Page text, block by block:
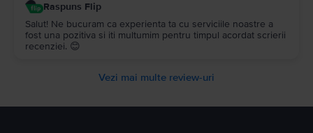
Raspuns Flip
Salut! Ne bucuram ca experienta ta cu serviciile noastre a
fost una pozitiva si iti multumim pentru timpul acordat scrierii
recenziei. 😊
Vezi mai multe review-uri